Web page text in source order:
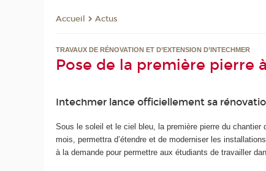
Accueil Actus
TRAVAUX DE RÉNOVATION ET D’EXTENSION D’INTECHMER
Pose de la première pierre
Intechmer lance officiellement sa
Sous le soleil et le ciel bleu, la première pierre du
mois, permettra d’étendre et de moderniser les
à la demande pour permettre aux étudiants de travailler